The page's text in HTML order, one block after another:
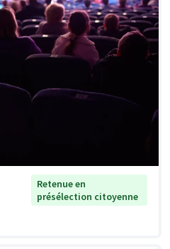
Retenue en
présélection citoyenne